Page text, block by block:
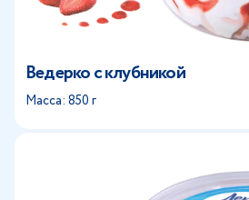
Ведерко с клубникой
Масса: 850 г